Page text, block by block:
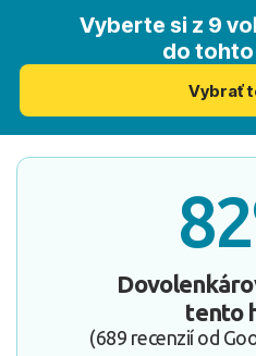
Vyberte si z 9
do
Vybrať
tento
(689 recenzií od